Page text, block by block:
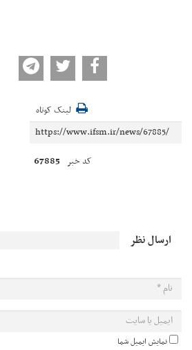
لینک کوتاه
کد خبر 67885
ارسال نظر
نمایش ایمیل شما